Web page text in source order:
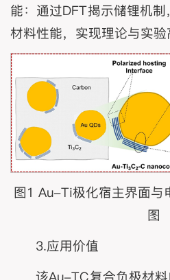
能：通过DFT揭示储锂机
材料性能，实现理论与实验
图1 Au-Ti极化宿主界面与
图
3.应用价值
该Au-TC复合负极材